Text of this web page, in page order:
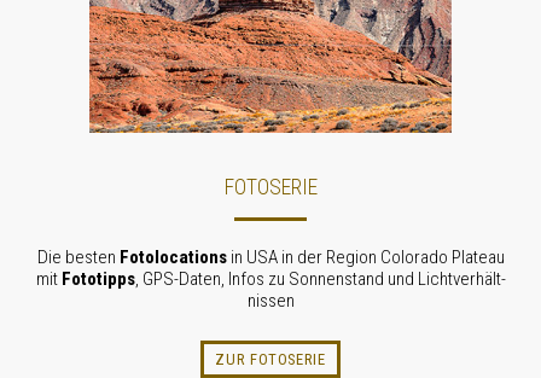
FOTOSERIE
Die besten Fotolocationsin USA in der Region Colorado Plateau
mit Fototipps, GPS-Daten, Infos zu Sonnenstand und Licht­verhält­
nissen
ZUR FOTOSERIE